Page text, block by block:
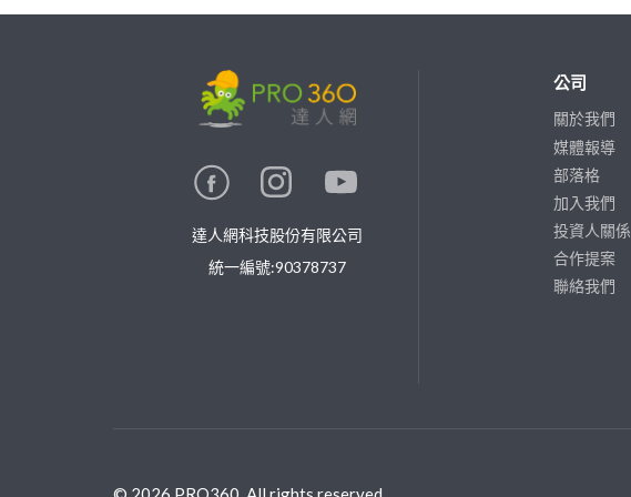
達人網科技股份有限公司
統一編號:90378737
公司
關於我們
媒體報導
部落格
加入我們
投資人關係
合作提案
聯絡我們